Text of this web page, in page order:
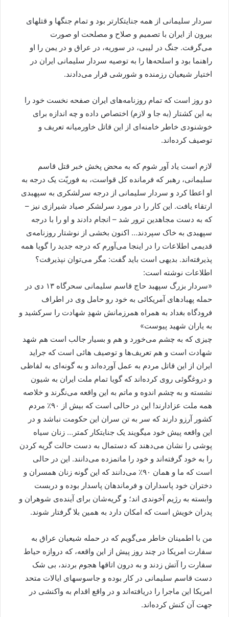
سردار سلیمانی از همه جنایتکارتر بود و تمام جنگها و قتلهای
بیرون از ایران با تصمیم و صلاح و مصلحت او صورت
می‌گرفت. جنگ در لیبی، در سوریه، در عراق و در یمن را او
راهنما بود و اسلحه‌ها را به توصیه سردار سلیمانی ایران در
اختیار شیعیان رزمنده و شورشی قرار می‌دادند.
دو روز است که تمام روزنامه‌های ایران صفحه نخست خود را
به این کشتار (به جا و لازم) اختصاص داده و چه اندازه برای
خوشنودی خاطر خامنه‌ای از این قاتل خاورمیانه تعریف و
توصیف کرده‌اند.
لازم است یاد آور شوم که به محض پخش خبر قتل قاسم
سلیمانی، رهبر که فرمانده کل قواست، به فوریّت یک درجه به
او اعطا کرد و سردار سلیمانی از درجه سرلشکری به سپهبدی
ارتقاء یافت. این کار را در مورد سرلشکر صیاد شیرازی نیز –
که به دست مجاهدین ترور شد – انجام دادند و او را با درجه
سپهبدی به خاک سپردند… اکنون بخشی از نوشتار روزنامه‌ی
قدیمی اطلاعات را در اینجا می‌آورم که درجه جدید را گویا همه
پذیرفته‌اند. بدیهی است باید گفت: مگر می‌توان نپذیرفت؟
اطلاعات نوشته است:
«سردار بزرگ سپهبد حاج قاسم سلیمانی سحرگاه ۱۳ دی در
حمله پهبادهای آمریکائی به خود رو حامل وی در اطراف
فرودگاه بغداد به همراه همرزمانش شهدِ شهادت را سرکشید و
به یاران شهید پیوست»
چیزی که به چشم می‌خورد و هم و بسیار جالب است هم شهد
شهادت است و هم تعریف‌ها و توصیف هائی است که جراید
ایران از این قاتل مردم به عمل آورده‌اند و به گونه‌ای به لفاظی
و دروغگوئی روی کرده‌اند که گویا تمام ملت ایران به شیون
نشسته و به چشم اندوه و ماتم به این واقعه می‌نگرند و خلاصه
همه ملت عزادارند! این در حالی است که بیش از ۹۰٪ مردم
کشور آرزو دارند که سر به تن سران این حکومت نباشد و در
این واقعه پیش خود میگویند یک جنایتکار کمتر… زنان سیاه
پوشی را نشان می‌دهند که دستمال به دست حالت گریه کردن
را به خود گرفته‌اند و خود را ماتمزده می‌دانند. این در حالی
است که ما و همان ۹۰٪ می‌دانند که این گونه زنان همسران و
دختران خود پاسداران و فرماندهان پاسدار بوده و دربست
وابسته به رژیم آخوندی اند؛ و گریه‌شان برای آینده‌ی شوهران و
پدران خویش است که امکان دارد به همین بلا گرفتار شوند.
من با اطمینان خاطر می‌گویم که در حمله شیعیان عراق به
سفارت امریکا در چند روز پیش از این واقعه، که دروازه حیاط
سفارت را آتش زدند و به درون اتاقها هجوم بردند، بی شک
دست قاسم سلیمانی در کار بوده و جاسوسهای ایالات متحد
امریکا این ماجرا را دریافته‌اند و در واقع اقدام به واکنشی در
جهت آن کنش کرده‌اند.